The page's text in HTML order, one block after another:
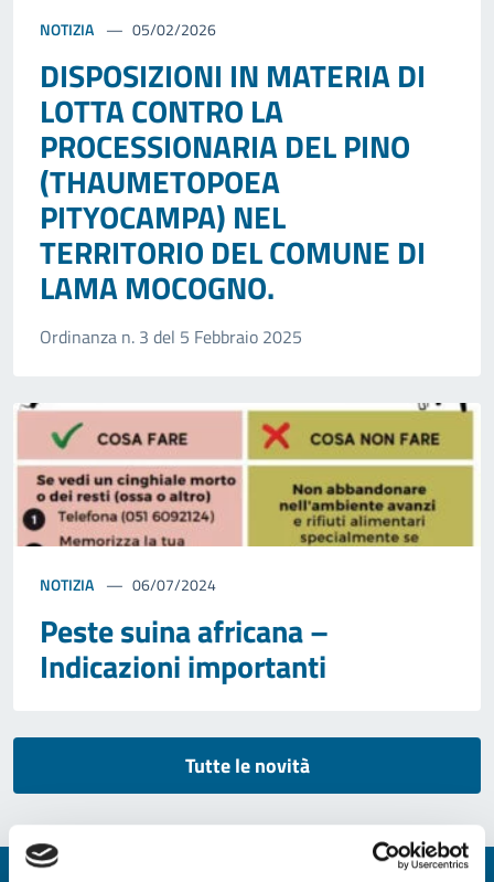
NOTIZIA 05/02/2026
DISPOSIZIONI IN MATERIA DI
LOTTA CONTRO LA
PROCESSIONARIA DEL PINO
(THAUMETOPOEA
PITYOCAMPA) NEL
TERRITORIO DEL COMUNE DI
LAMA MOCOGNO.
Ordinanza n. 3 del 5 Febbraio 2025
NOTIZIA 06/07/2024
Peste suina africana –
Indicazioni importanti
Tutte le novità